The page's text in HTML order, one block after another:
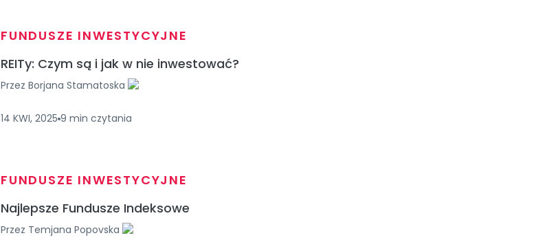
FUNDUSZE INWESTYCYJNE
REITy: Czym są i jak w nie inwestować?
Przez Borjana Stamatoska
14 KWI, 2025 9 min czytania
FUNDUSZE INWESTYCYJNE
Najlepsze Fundusze Indeksowe
Przez Temjana Popovska